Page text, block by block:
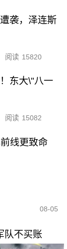
袭，泽连斯
阅读 15820
东大\"八一
阅读 15082
线更致命
08-05
队不买账